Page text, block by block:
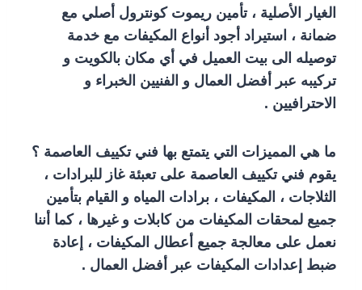
الغيار الأصلية ، تأمين ريموت كونترول أصلي مع
ضمانة ، استيراد أجود أنواع المكيفات مع خدمة
توصيله الى بيت العميل في أي مكان بالكويت و
تركيبه عبر أفضل العمال و الفنيين الخبراء و
الاحترافيين .
ما هي المميزات التي يتمتع بها فني تكييف العاصمة ؟
يقوم فني تكييف العاصمة على تعبئة غاز للبرادات ،
الثلاجات ، المكيفات ، برادات المياه و القيام بتأمين
جميع لمحقات المكيفات من كابلات و غيرها ، كما أننا
نعمل على معالجة جميع أعطال المكيفات ، إعادة
ضبط إعدادات المكيفات عبر أفضل العمال .